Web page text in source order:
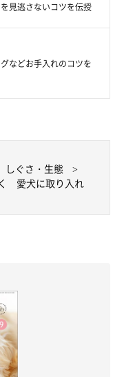
見逃さないコツを伝授
などお手入れのコツを
しぐさ・生態
愛犬に取り入れ